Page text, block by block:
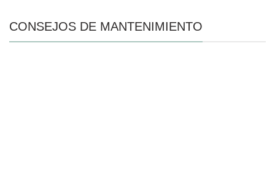
CONSEJOS DE MANTENIMIENTO